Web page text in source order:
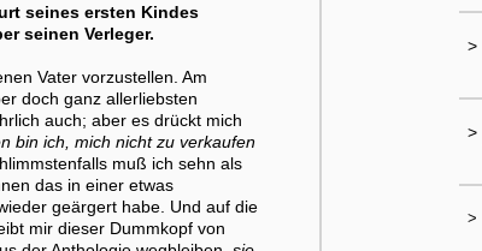
seines ersten Kindes
seinen Verleger.
Vater vorzustellen. Am
doch ganz allerliebsten
auch; aber es drückt mich
bin ich, mich nicht zu verkaufen
muß ich sehn als
das in einer etwas
geärgert habe. Und auf die
mir dieser Dummkopf von
>
>
>